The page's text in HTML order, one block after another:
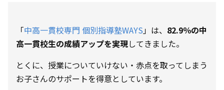
「中高一貫校専門 個別指導塾WAYS」は、 82.9％の中
高一貫校生の成績アップを実現してきました。
とくに、授業についていけない・赤点を取ってしまう
お子さんのサポートを得意としています。